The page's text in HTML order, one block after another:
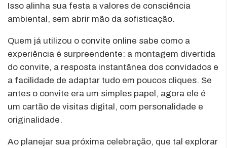
Isso alinha sua festa a valores de consciência
ambiental, sem abrir mão da sofisticação.
Quem já utilizou o convite online sabe como a
experiência é surpreendente: a montagem divertida
do convite, a resposta instantânea dos convidados e
a facilidade de adaptar tudo em poucos cliques. Se
antes o convite era um simples papel, agora ele é
um cartão de visitas digital, com personalidade e
originalidade.
Ao planejar sua próxima celebração, que tal explorar